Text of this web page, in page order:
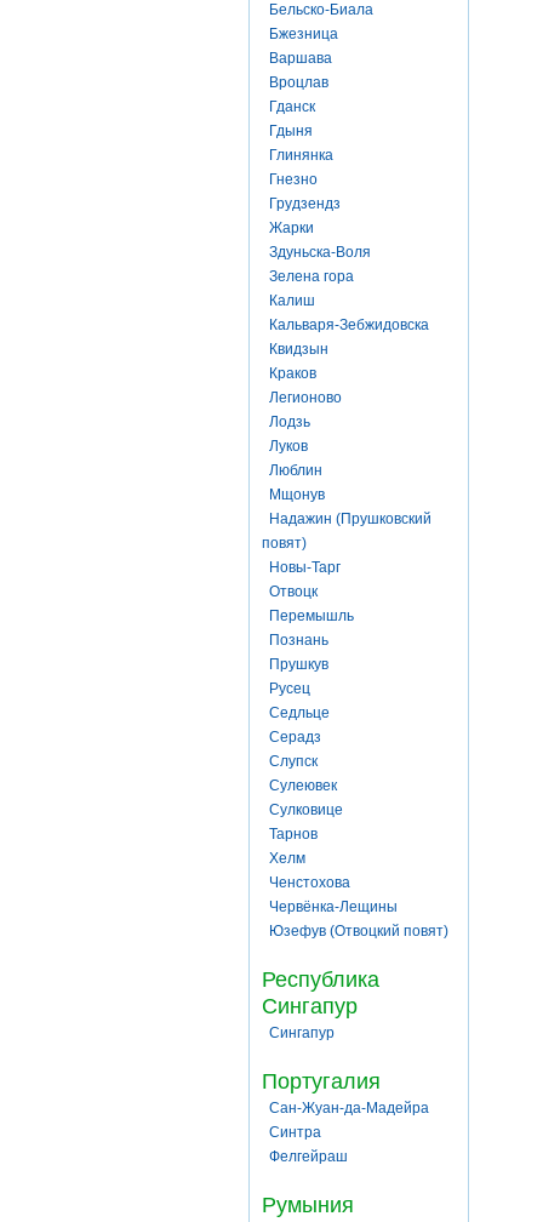
Бельско-Биала
Бжезница
Варшава
Вроцлав
Гданск
Гдыня
Глинянка
Гнезно
Грудзендз
Жарки
Здуньска-Воля
Зелена гора
Калиш
Кальваря-Зебжидовска
Квидзын
Краков
Легионово
Лодзь
Луков
Люблин
Мщонув
Надажин (Прушковский
повят)
Новы-Тарг
Отвоцк
Перемышль
Познань
Прушкув
Русец
Седльце
Серадз
Слупск
Сулеювек
Сулковице
Тарнов
Хелм
Ченстохова
Червёнка-Лещины
Юзефув (Отвоцкий повят)
Республика
Сингапур
Сингапур
Португалия
Сан-Жуан-да-Мадейра
Синтра
Фелгейраш
Румыния